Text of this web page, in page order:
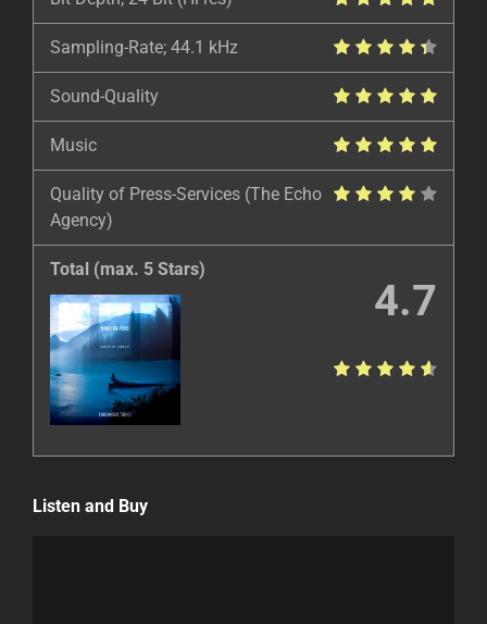
Sampling-Rate; 44.1 kHz
Sound-Quality
Music
Quality of Press-Services (The Echo
Agency)
4.7
Total (max. 5 Stars)
Listen and Buy